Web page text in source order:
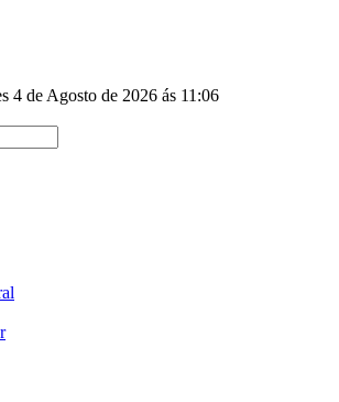
4 de Agosto de 2026 ás 11:06